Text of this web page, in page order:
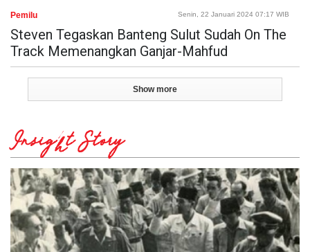
Pemilu Senin, 22 Januari 2024 07:17 WIB
Steven Tegaskan Banteng Sulut Sudah On The
Track Memenangkan Ganjar-Mahfud
Show more
Insight Story